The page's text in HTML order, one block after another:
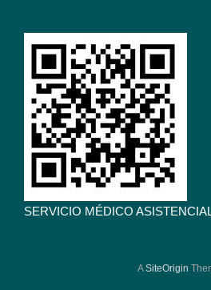
SERVICIO MÉDICO
ASiteOrigin